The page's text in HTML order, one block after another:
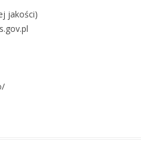
jakości)